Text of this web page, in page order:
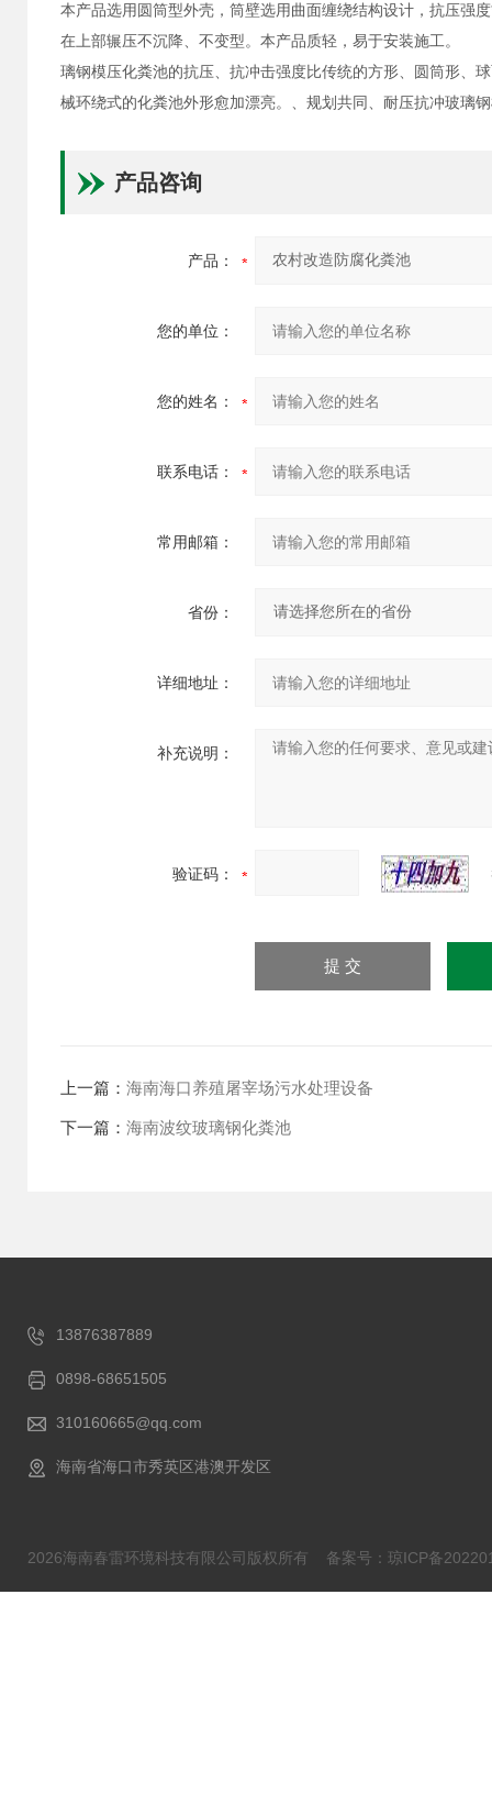
本产品选用圆筒型外壳，筒壁选用曲面缠绕结构设计，抗压强
在上部辗压不沉降、不变型。本产品质轻，易于安装施工。
璃钢模压化粪池的抗压、抗冲击强度比传统的方形、圆筒形、
械环绕式的化粪池外形愈加漂亮。、规划共同、耐压抗冲玻璃
产品咨询
产品：
您的单位：
您的姓名：
联系电话：
常用邮箱：
省份：
详细地址：
补充说明：
验证码：
上一篇： 海南海口养殖屠宰场污水处理设备
下一篇： 海南波纹玻璃钢化粪池
13876387889
0898-68651505
310160665@qq.com
海南省海口市秀英区港澳开发区
2026海南春雷环境科技有限公司版权所有 备案号：琼ICP备